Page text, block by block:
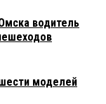
водитель
моделей